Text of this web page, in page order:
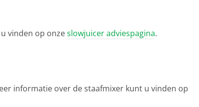
vinden op onzeslowjuicer adviespagina.
informatie over de staafmixer kunt u vinden op